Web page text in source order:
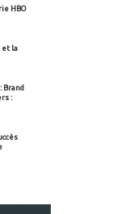
HBO
et la
Brand
: